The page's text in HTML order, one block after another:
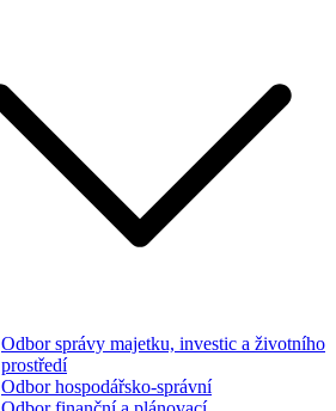
Odbor správy majetku, investic a životního
prostředí
Odbor hospodářsko-správní